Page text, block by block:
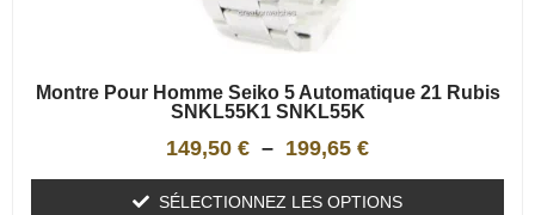
Montre Pour Homme Seiko 5 Automatique 21 Rubis
SNKL55K1 SNKL55K
149,50 € – 199,65 €
SÉLECTIONNEZ LES OPTIONS